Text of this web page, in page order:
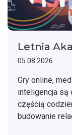
Letnia
05.08.2026
Gry online,
inteligencja są
częścią
budowanie